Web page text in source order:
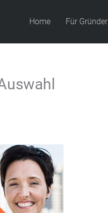
Home Für Gründer